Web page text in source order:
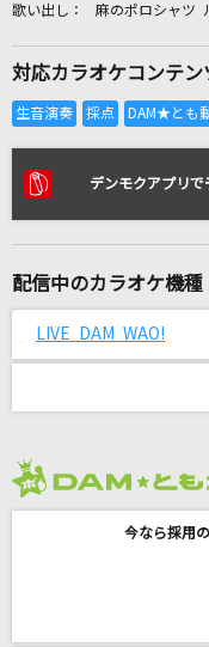
リアルタ
[生音]サウダージ
FLASH BACK!!!!!!!!
麻のポロシャツ
対応カラオケコンテン
デンモクアプリで
配信中のカラオケ機種
LIVE DAM WAO!
今なら採用